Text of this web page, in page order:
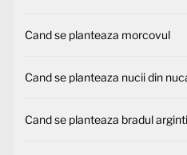
Cand se planteaza morcovul
Cand se planteaza nucii din
Cand se planteaza bradul